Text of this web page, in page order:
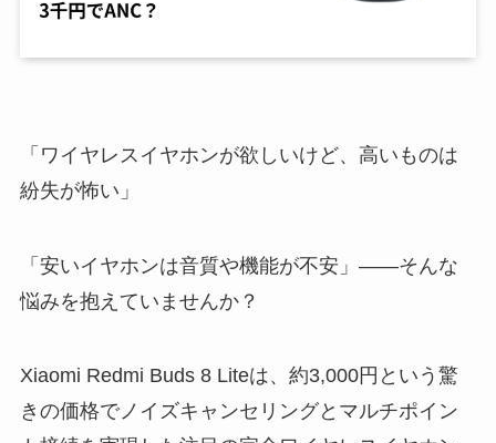
「ワイヤレスイヤホンが欲しいけど、高いものは
紛失が怖い」
「安いイヤホンは音質や機能が不安」——そんな
悩みを抱えていませんか？
Xiaomi Redmi Buds 8 Liteは、約3,000円という驚
きの価格でノイズキャンセリングとマルチポイン